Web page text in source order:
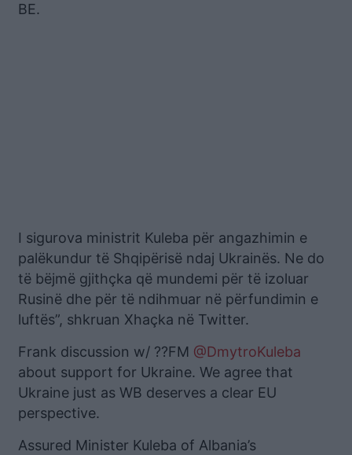
BE.
I sigurova ministrit Kuleba për angazhimin e
palëkundur të Shqipërisë ndaj Ukrainës. Ne do
të bëjmë gjithçka që mundemi për të izoluar
Rusinë dhe për të ndihmuar në përfundimin e
luftës”, shkruan Xhaçka në Twitter.
Frank discussion w/ ??FM @DmytroKuleba
about support for Ukraine. We agree that
Ukraine just as WB deserves a clear EU
perspective.
Assured Minister Kuleba of Albania’s